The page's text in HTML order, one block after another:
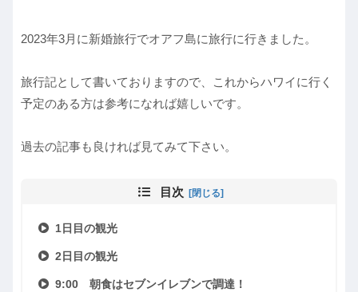
2023年3月に新婚旅行でオアフ島に旅行に行きました。
旅行記として書いておりますので、これからハワイに行く
予定のある方は参考になれば嬉しいです。
過去の記事も良ければ見てみて下さい。
目次
1日目の観光
2日目の観光
9:00 朝食はセブンイレブンで調達！